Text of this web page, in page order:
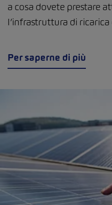
a cosa dovete prestare
l’infrastruttura di ricarica
Per saperne di più